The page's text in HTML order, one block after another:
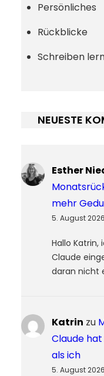
Persönliches
Rückblicke
Schreiben
NEUESTE
Esther
mehr
5. August 2026
Hallo Katrin,
Claude
daran nicht
Katrin zu
Claude
als ich
5. August 2026